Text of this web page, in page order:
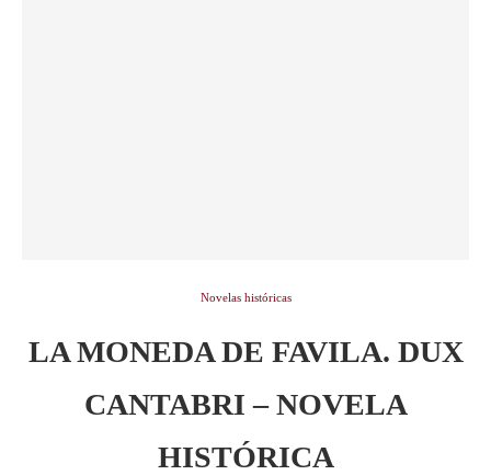
Novelas históricas
LA MONEDA DE FAVILA. DUX
CANTABRI – NOVELA
HISTÓRICA